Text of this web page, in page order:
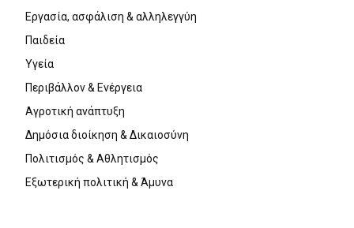
Εργασία, ασφάλιση & αλληλεγγύη
Παιδεία
Υγεία
Περιβάλλον & Ενέργεια
Αγροτική ανάπτυξη
Δημόσια διοίκηση & Δικαιοσύνη
Πολιτισμός & Αθλητισμός
Εξωτερική πολιτική & Άμυνα